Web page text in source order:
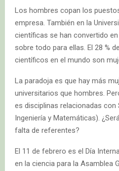
Los hombres copan los
empresa. También en la
científicas se han convertido
sobre todo para ellas. El 28 %
científicos en el mundo son
La paradoja es que hay más
universitarios que hombres.
es disciplinas relacionadas con
Ingeniería y Matemáticas).
falta de referentes?
El 11 de febrero es el Día
en la ciencia para la Asamblea